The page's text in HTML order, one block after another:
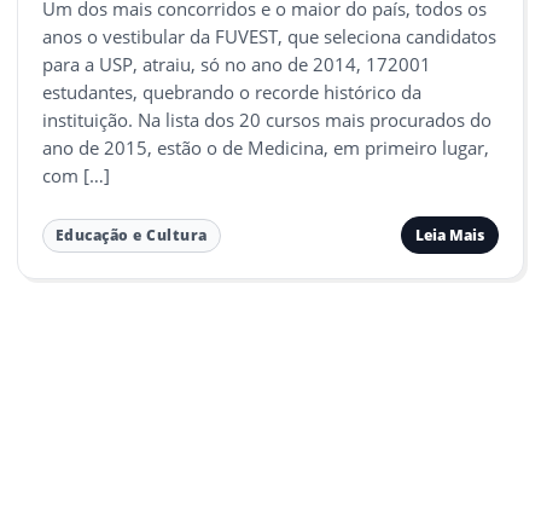
Um dos mais concorridos e o maior do país, todos os
anos o vestibular da FUVEST, que seleciona candidatos
para a USP, atraiu, só no ano de 2014, 172001
estudantes, quebrando o recorde histórico da
instituição. Na lista dos 20 cursos mais procurados do
ano de 2015, estão o de Medicina, em primeiro lugar,
com […]
Educação e Cultura Leia Mais